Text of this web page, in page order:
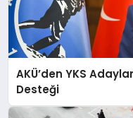
EKONOMI
DÜNYA
AKÜ’den YKS
Desteği